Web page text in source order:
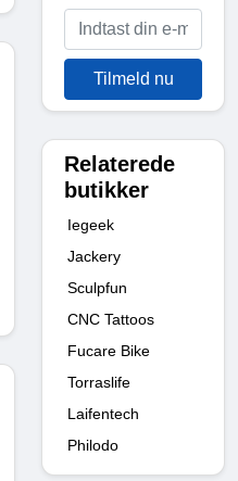
Tilmeld nu
Relaterede
butikker
Iegeek
Jackery
Sculpfun
CNC Tattoos
Fucare Bike
Torraslife
Laifentech
Philodo